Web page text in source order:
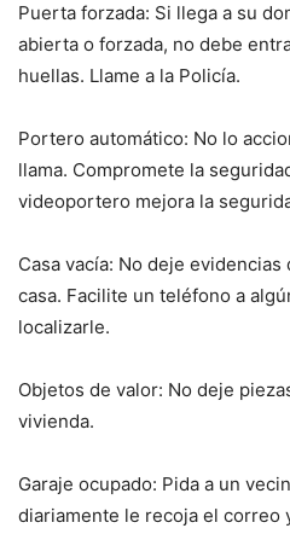
Puerta forzada: Si llega a su
abierta o forzada, no debe
huellas. Llame a la Policía.
Portero automático: No lo
llama. Compromete la
videoportero mejora la
Casa vacía: No deje
casa. Facilite un teléfono a
localizarle.
Objetos de valor: No deje
vivienda.
Garaje ocupado: Pida a un
diariamente le recoja el correo